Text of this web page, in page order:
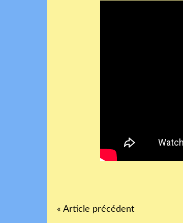
« Article précédent